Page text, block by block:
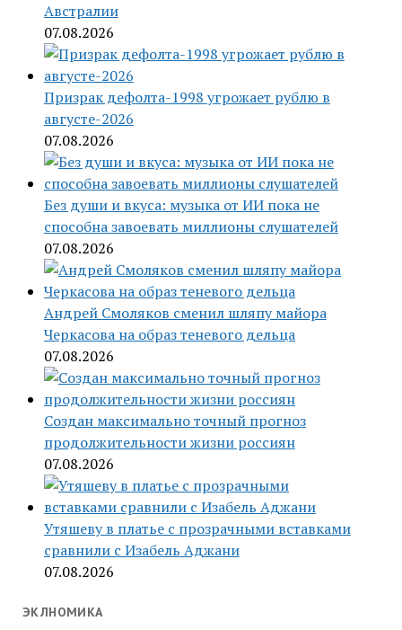
Австралии
07.08.2026
Призрак дефолта-1998 угрожает рублю в
августе-2026
07.08.2026
Без души и вкуса: музыка от ИИ пока не
способна завоевать миллионы слушателей
07.08.2026
Андрей Смоляков сменил шляпу майора
Черкасова на образ теневого дельца
07.08.2026
Создан максимально точный прогноз
продолжительности жизни россиян
07.08.2026
Утяшеву в платье с прозрачными вставками
сравнили с Изабель Аджани
07.08.2026
ЭКЛНОМИКА